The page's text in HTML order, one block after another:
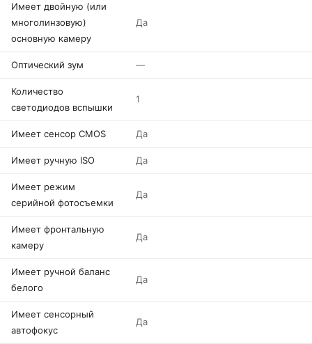
Имеет двойную (или
многолинзовую)
основную камеру
Да
Оптический зум —
Количество
светодиодов вспышки
1
Имеет сенсор CMOS Да
Имеет ручную ISO Да
Имеет режим
серийной фотосъемки
Да
Имеет фронтальную
камеру
Да
Имеет ручной баланс
белого
Да
Имеет сенсорный
автофокус
Да